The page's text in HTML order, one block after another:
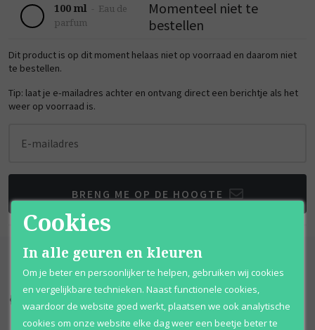
100 ml - Eau de
parfum
Momenteel niet te
bestellen
Dit product is op dit moment helaas niet op voorraad en daarom niet
te bestellen.
Tip: laat je e-mailadres achter en ontvang direct een berichtje als het
weer op voorraad is.
E-mailadres
BRENG ME OP DE HOOGTE
Cookies
In alle geuren en kleuren
Om je beter en persoonlijker te helpen, gebruiken wij cookies
en vergelijkbare technieken. Naast functionele cookies,
waardoor de website goed werkt, plaatsen we ook analytische
cookies om onze website elke dag weer een beetje beter te